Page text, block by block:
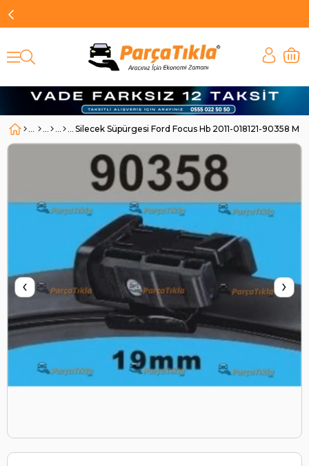
Silecek Süpürgesi Ford Focus Hb 2011-018121-90358
‹ ›